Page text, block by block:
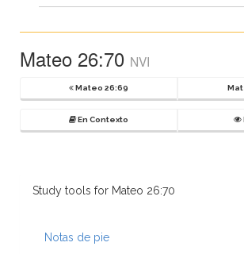
Mateo 26:70 NVI
Mateo 26:69
En Contexto
Study tools for Mateo 26:70
Notas de pie